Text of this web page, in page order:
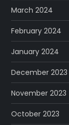
March 2024
February 2024
January 2024
December 2023
November 2023
October 2023